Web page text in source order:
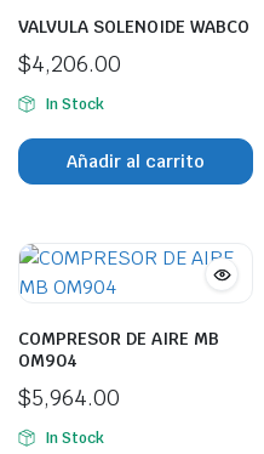
VALVULA SOLENOIDE WABCO
$4,206.00
In Stock
Añadir al carrito
COMPRESOR DE AIRE MB
OM904
$5,964.00
In Stock